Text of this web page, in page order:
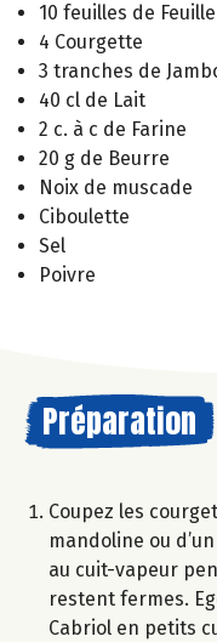
10 feuilles de
4 Courgette
3 tranches de
40 cl de Lait
2 c. à c de Farine
20 g de Beurre
Noix de muscade
Ciboulette
Sel
Poivre
Préparation
Coupez les
mandoline ou
au cuit-vapeur
restent fermes.
Cabriol en petits